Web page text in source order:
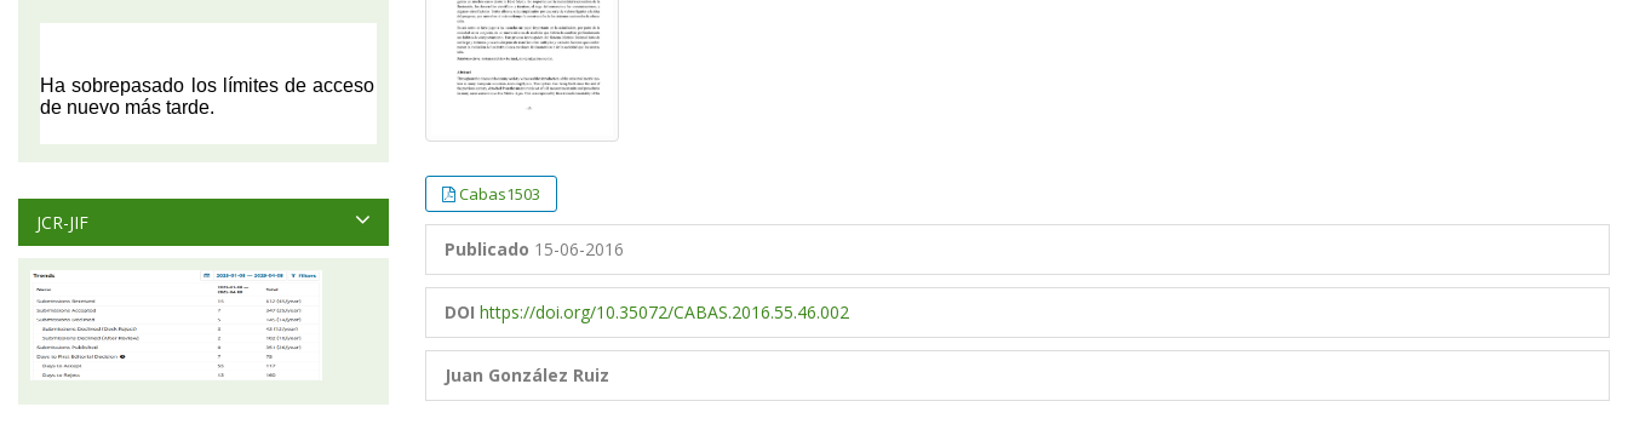
Cabas1503
Publicado 15-06-2016
DOI https://doi.org/10.35072/CABAS.2016.55.46.002
Juan González Ruiz
JCR-JIF